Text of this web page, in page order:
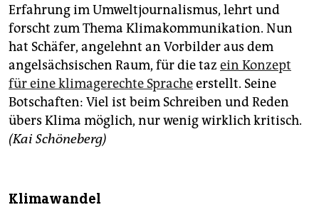
Erfahrung im Umweltjournalismus, lehrt und
forscht zum Thema Klimakommunikation. Nun
hat Schäfer, angelehnt an Vorbilder aus dem
angelsächsischen Raum, für die taz ein Konzept
für eine klimagerechte Spracheerstellt. Seine
Botschaften: Viel ist beim Schreiben und Reden
übers Klima möglich, nur wenig wirklich kritisch.
(Kai Schöneberg)
Klimawandel